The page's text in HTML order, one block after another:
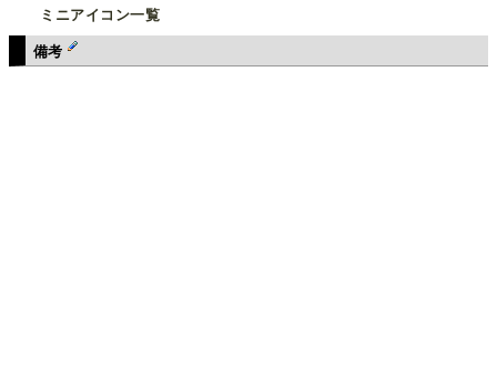
ミニアイコン一覧
備考